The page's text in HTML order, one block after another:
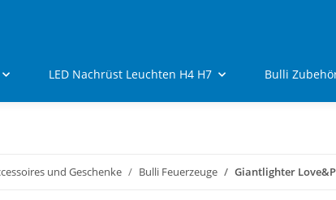
LED Nachrüst Leuchten H4 H7 Bulli
und Geschenke Bulli Feuerzeuge Giantlighter